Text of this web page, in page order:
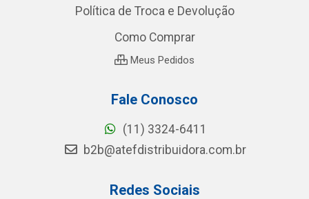
Política de Troca e Devolução
Como Comprar
Meus Pedidos
Fale Conosco
(11) 3324-6411
b2b@atefdistribuidora.com.br
Redes Sociais